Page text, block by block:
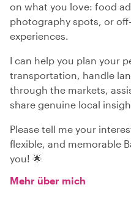
on what you love: food
photography spots, or
experiences.
I can help you plan your
transportation, handle
through the markets,
share genuine local
Please tell me your
flexible, and memorable
you! 🌟
Mehr über mich